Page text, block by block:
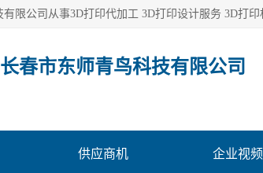
长春市东师青鸟科技有限公司
供应商机 企业视频